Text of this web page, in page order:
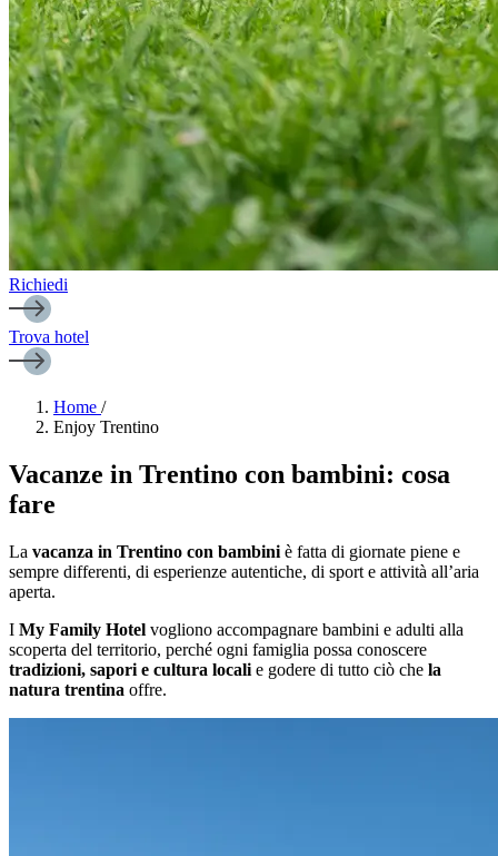
Richiedi
Trova hotel
Home /
Enjoy Trentino
Vacanze in Trentino con bambini: cosa
fare
La vacanza in Trentino con bambini è fatta di giornate piene e
sempre differenti, di esperienze autentiche, di sport e attività all’aria
aperta.
I My Family Hotel vogliono accompagnare bambini e adulti alla
scoperta del territorio, perché ogni famiglia possa conoscere
tradizioni, sapori e cultura locali e godere di tutto ciò che la
natura trentina offre.